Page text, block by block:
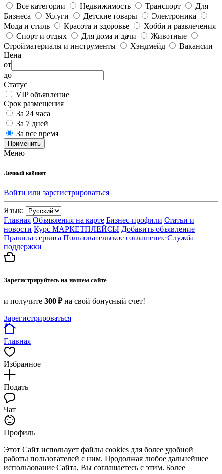
Все категории
Недвижимость Транспорт
Для
Бизнеса
Услуги Детские товары
Электроника
Мода и стиль
Красота и здоровье
Хобби и развлечения
Спорт и отдых
Для дома и дачи
Животные
Стройматериалы и инструменты
Хэндмейд
Вакансии
Цена
от
до
Статус
VIP объявление
Срок размещения
За 24 часа
За 7 дней
За все время
Применить
Меню
Личный кабинет
Войти или зарегистрироваться
Язык:
Главная Объявления на карте Бизнес-профили Статьи и
новости Курс МАРКЕТПЛЕЙСЫ Добавить объявление
Правила сервиса Пользовательское соглашение Служба
поддержки
Зарегистрируйтесь на нашем сайте
и получите 300 ₽на свой бонусный счет!
Зарегистрироваться
Главная
Избранное
Подать
Чат
Профиль
Этот Сайт использует файлы cookies для более удобной
работы пользователей с ним. Продолжая любое дальнейшее
использование Сайта, Вы соглашаетесь с этим. Более